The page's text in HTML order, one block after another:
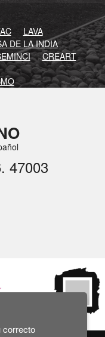
LAVA
DE LA INDIA
CREART
47003
correcto